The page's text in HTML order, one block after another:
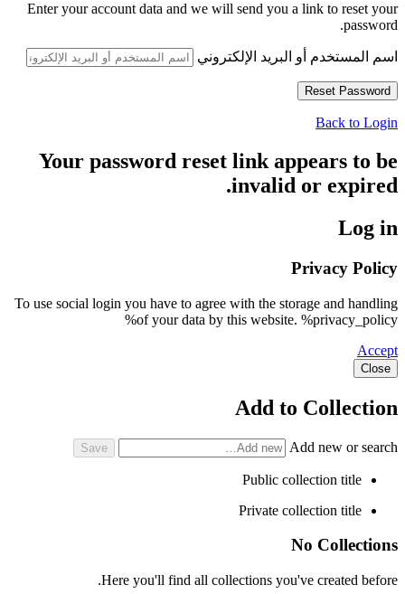
Enter your account data and we will send you a link to reset your
password.
اسم المستخدم أو البريد الإلكتروني
Back to Login
Your password reset link appears to be
invalid or expired.
Log in
Privacy Policy
To use social login you have to agree with the storage and handling
of your data by this website. %privacy_policy%
Accept
Close
Add to Collection
Add new or search
Public collection title
Private collection title
No Collections
Here you'll find all collections you've created before.